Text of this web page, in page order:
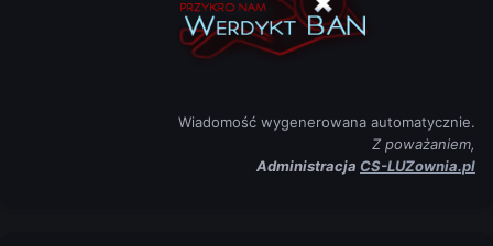
Wiadomość wygenerowana automatycznie.
Z poważaniem,
Administracja CS-LUZownia.pl